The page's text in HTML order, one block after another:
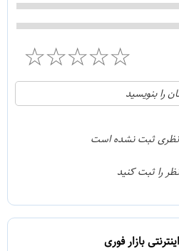
☆
☆
☆
☆
☆
21
1
را بنویسید
نظری ثبت نشده است
را ثبت کنید
بازار فوری